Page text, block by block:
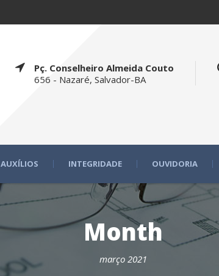
Pç. Conselheiro Almeida Couto
656 - Nazaré, Salvador-BA
AUXÍLIOS INTEGRIDADE OUVIDORIA
Month
março 2021